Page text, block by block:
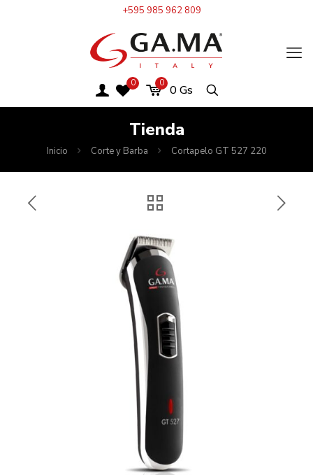
+595 985 962 809
0 0 0Gs
Tienda
Inicio Corte y Barba Cortapelo GT 527 220